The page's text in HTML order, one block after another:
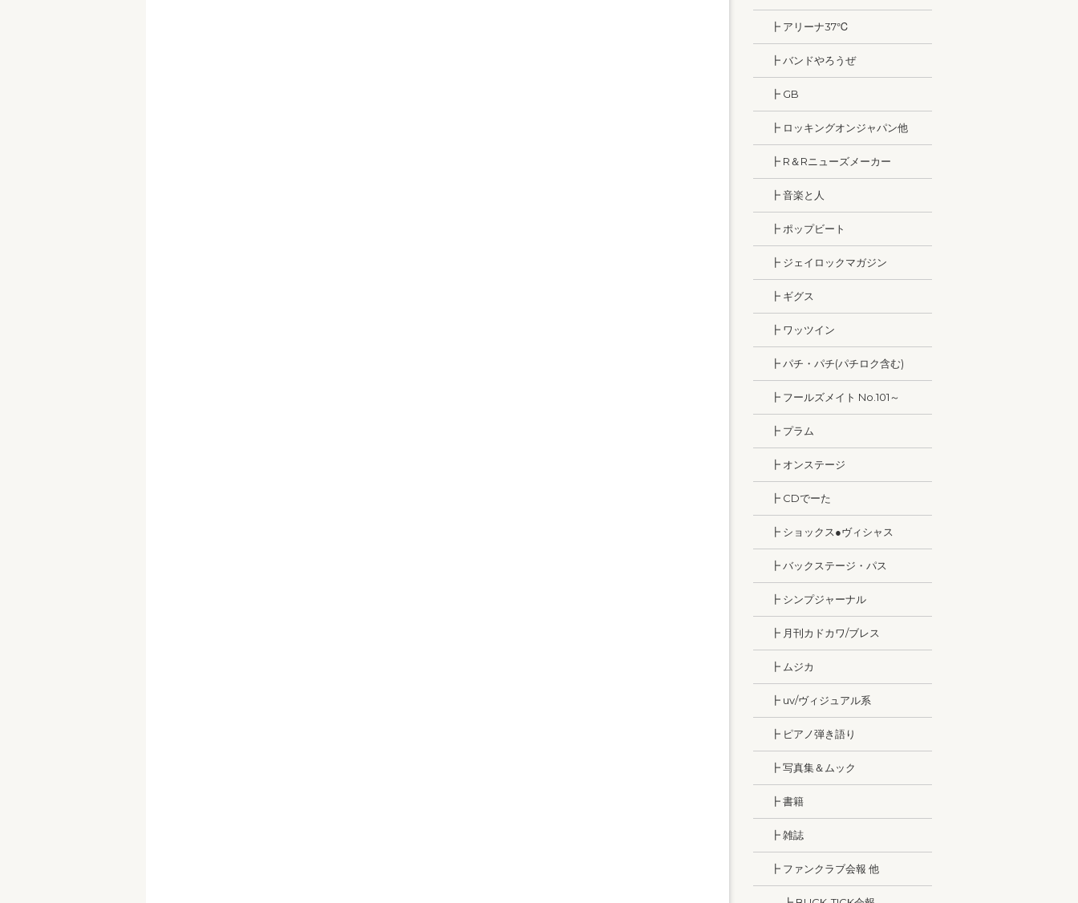
┣ アリーナ37℃
┣ バンドやろうぜ
┣ GB
┣ ロッキングオンジャパン他
┣ R＆Rニューズメーカー
┣ 音楽と人
┣ ポップビート
┣ ジェイロックマガジン
┣ ギグス
┣ ワッツイン
┣ パチ・パチ(パチロク含む)
┣ フールズメイト No.101～
┣ プラム
┣ オンステージ
┣ CDでーた
┣ ショックス●ヴィシャス
┣ バックステージ・パス
┣ シンプジャーナル
┣ 月刊カドカワ/ブレス
┣ ムジカ
┣ uv/ヴィジュアル系
┣ ピアノ弾き語り
┣ 写真集＆ムック
┣ 書籍
┣ 雑誌
┣ ファンクラブ会報 他